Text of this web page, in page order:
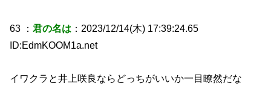
63 ：君の名は ：2023/12/14(木) 17:39:24.65
ID:EdmKOOM1a.net
イワクラと井上咲良ならどっちがいいか一目瞭然だな